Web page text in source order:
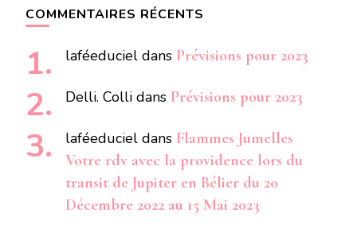
COMMENTAIRES RÉCENTS
laféeduciel dans Prévisions pour 2023
Delli. Colli dans Prévisions pour 2023
laféeduciel dans Flammes Jumelles
Votre rdv avec la providence lors du
transit de Jupiter en Bélier du 20
Décembre 2022 au 15 Mai 2023